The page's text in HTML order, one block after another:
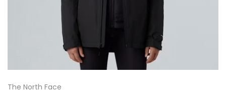
The North Face